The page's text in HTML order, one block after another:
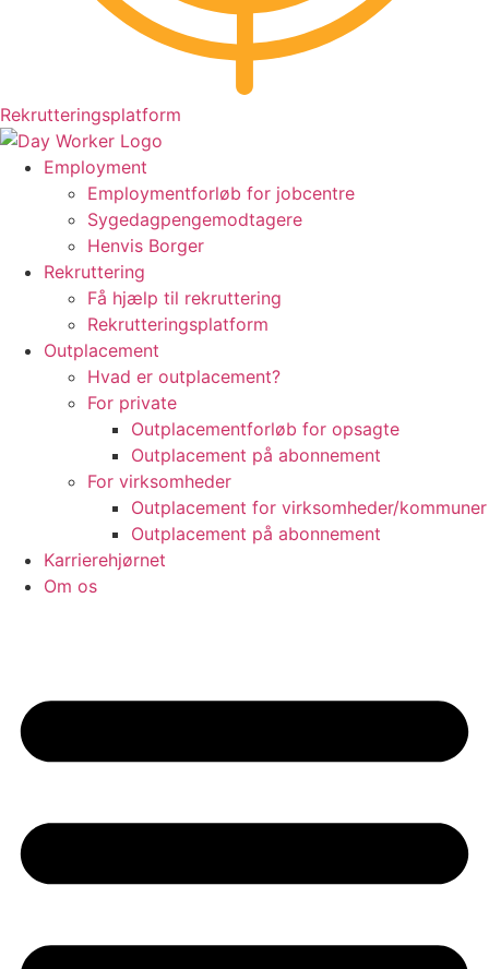
Rekrutteringsplatform
Employment
Employmentforløb for jobcentre
Sygedagpengemodtagere
Henvis Borger
Rekruttering
Få hjælp til rekruttering
Rekrutteringsplatform
Outplacement
Hvad er outplacement?
For private
Outplacementforløb for opsagte
Outplacement på abonnement
For virksomheder
Outplacement for virksomheder/kommuner
Outplacement på abonnement
Karrierehjørnet
Om os